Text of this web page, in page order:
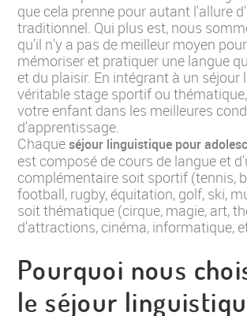
que cela prenne pour autant l'allure
traditionnel. Qui plus est, nous
qu'il n'y a pas de meilleur moyen
mémoriser et pratiquer une langue
et du plaisir. En intégrant à un séjour
véritable stage sportif ou
votre enfant dans les meilleures
d'apprentissage.
Chaqueséjour linguistique pour
est composé de cours de langue et
complémentaire soit sportif (tennis,
football, rugby, équitation, golf, ski,
soit thématique (cirque, magie, art,
d'attractions, cinéma, informatique,
Pourquoi nous
le séjour